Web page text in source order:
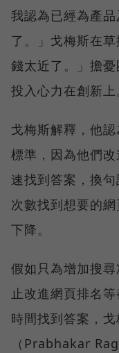
我認為已經為產
了。」戈梅斯在
錢太近了。」擔
投入心力在創新上
戈梅斯解釋，他
標準，因為他們
速找到答案，換
次數找到想要的
下降。
假如只為增加搜
止改進網頁排名
時間找到答案，
（Prabhakar